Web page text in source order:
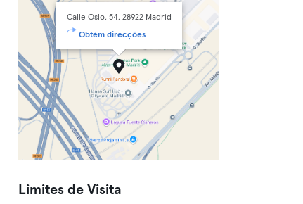
Calle Oslo, 54, 28922 Madrid
Obtém direcções
Limites de Visita